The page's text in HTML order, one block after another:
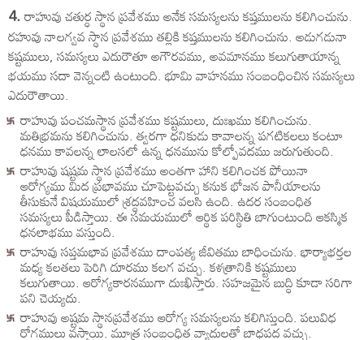
4.రాహువు చతుర్ధ స్థాన ప్రవేశము అనేక సమస్యలను కష్తములను కలిగించును.
రహువు నాలగ్వవ స్థాన ప్రవేశము తల్లికి కష్తములను కలిగించును. అడుగడునా
కష్టములు, సమస్యలు ఎదురౌతూ అగౌరవము, అవమానము కలుగుతాయాన్న
భయము సదా వెన్నంటి ఉంటుంది. భూమి వాహనము సంబంధించిన సమస్యలు
ఎదురౌతాయి.
రాహువు పంచమస్థాన ప్రవేశము కష్టములు, దుఃఖము కలిగించును.
మతిభ్రమను కలిగించును. త్వరగా ధనికుడు కావాలన్న పగటికలలు కంటూ
ధనము కావలన్న లాలసలో ఉన్న ధనమును కోల్పోవదము జరుగుతుంది.
రాహువు షష్టమ స్థాన ప్రవేశము అంతగా హాని కలిగించక పోయినా
ఆరోగ్యము మిద ప్రభావము చూపెట్టవచ్చు కనుక భోజన పానీయాలను
తీసుకునే విషయములో శ్రద్ధవహించ వలసి ఉంది. ఉదర సంబంధిత
సమస్యలు పీడిస్తాయి. ఈ సమయములో ఆర్థిక పరిస్థితి బాగుంటుంది ఆకస్మిక
ధనలాభము వస్తుంది.
రాహువు సప్తమభావ ప్రవేశము దాంపత్య జీవితము బాధించును. భార్యాభర్తల
మధ్య కలతలు పెరిగి దూరము కలగ వచ్చు. కళత్రానికి కష్టములు
కలుగుతాయి. ఆరోగ్యకారనముగా దుఃఖిస్తారు. సహజమైన బుద్ధి కూడా సరిగా
పని చెయ్యదు.
రాహువు అష్టమ స్థానప్రవేశము ఆరోగ్య సమస్యలను కలిగిస్తుంది. పలువిధ
రోగములు వస్తాయి. మూత్ర సంబంధిత వ్యాదులతో బాధపద వచ్చు.